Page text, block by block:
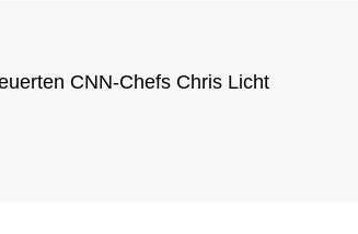
CNN-Chefs Chris Licht